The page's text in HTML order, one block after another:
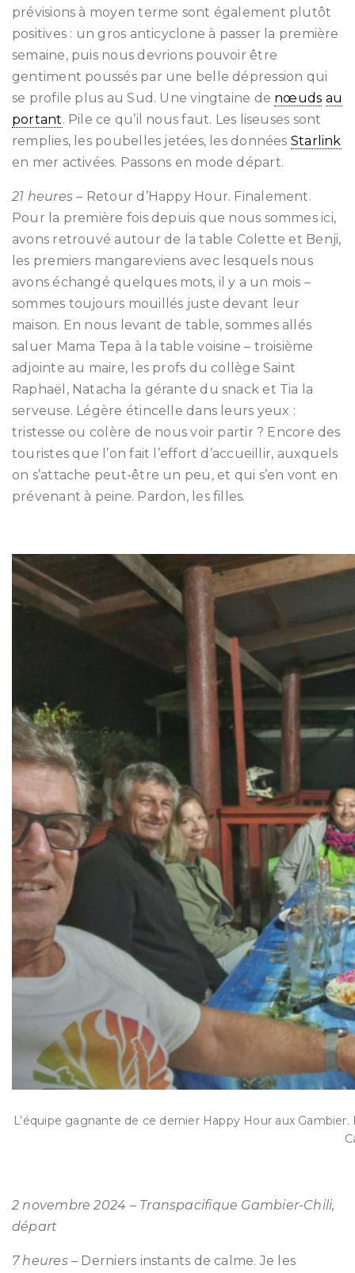
prévisions à moyen terme sont également plutôt
positives : un gros anticyclone à passer la première
semaine, puis nous devrions pouvoir être
gentiment poussés par une belle dépression qui
se profile plus au Sud. Une vingtaine de nœuds au
portant. Pile ce qu’il nous faut. Les liseuses sont
remplies, les poubelles jetées, les données Starlink
en mer activées. Passons en mode départ.
21 heures – Retour d’Happy Hour. Finalement.
Pour la première fois depuis que nous sommes ici,
avons retrouvé autour de la table Colette et Benji,
les premiers mangareviens avec lesquels nous
avons échangé quelques mots, il y a un mois –
sommes toujours mouillés juste devant leur
maison. En nous levant de table, sommes allés
saluer Mama Tepa à la table voisine – troisième
adjointe au maire, les profs du collège Saint
Raphaël, Natacha la gérante du snack et Tia la
serveuse. Légère étincelle dans leurs yeux :
tristesse ou colère de nous voir partir ? Encore des
touristes que l’on fait l’effort d’accueillir, auxquels
on s’attache peut-être un peu, et qui s’en vont en
prévenant à peine. Pardon, les filles.
L’équipe gagnante de ce dernier Happy Hour aux
2 novembre 2024 – Transpacifique Gambier-Chili,
départ
7 heures – Derniers instants de calme. Je les